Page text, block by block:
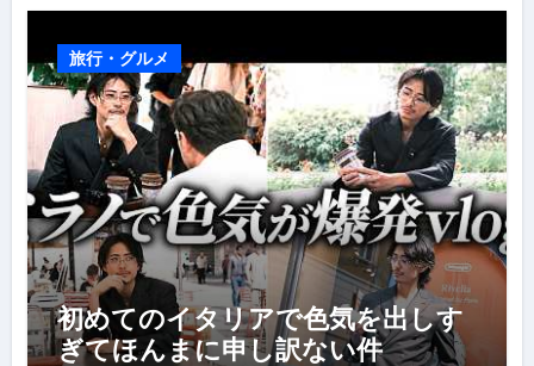
旅行・グルメ
初めてのイタリアで色気を出しす
ぎてほんまに申し訳ない件